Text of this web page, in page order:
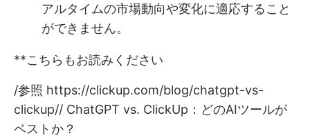
アルタイムの市場動向や変化に適応すること
ができません。
**こちらもお読みください
/参照 https://clickup.com/blog/chatgpt-vs-
clickup// ChatGPT vs. ClickUp：どのAIツールが
ベストか？